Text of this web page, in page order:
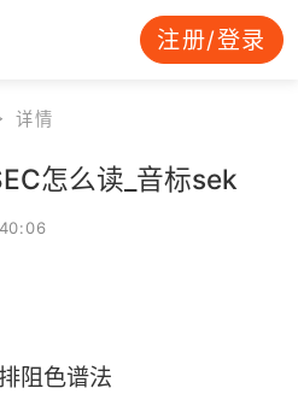
注册/登录
详情
怎么读_音标sek
阻色谱法